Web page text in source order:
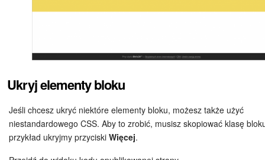
Ukryj elementy bloku
Jeśli chcesz ukryć niektóre elementy bloku, możesz także użyć
niestandardowego CSS. Aby to zrobić, musisz skopiować klasę
przykład ukryjmy przyciski Więcej.